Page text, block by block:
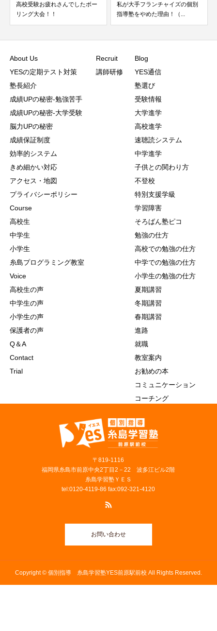
私が大手フランチャイズの個別
指導塾をやめた理由！（...
国語の偏差値が２５から５６に
アップしました＾＾（授...
About Us
YESの定期テスト対策
塾長紹介
成績UPの秘密-勉強苦手
成績UPの秘密-大学受験
脳力UPの秘密
成績保証制度
効率的システム
きめ細かい対応
アクセス・地図
プライバシーポリシー
Course
高校生
中学生
小学生
糸島プログラミング教室
Voice
高校生の声
中学生の声
小学生の声
保護者の声
Q＆A
Contact
Trial
Recruit
講師研修
Blog
YES通信
塾選び
受験情報
大学進学
高校進学
速聴読システム
中学進学
子供との関わり方
不登校
特別支援学級
学習障害
そろばん塾ピコ
勉強の仕方
高校での勉強の仕方
中学での勉強の仕方
小学生の勉強の仕方
夏期講習
冬期講習
春期講習
進路
就職
教室案内
お勧めの本
コミュニケーション
コーチング
〒819‐1116
福岡県糸島市前原中央2丁目2－22 波多江ビル2階
糸島学習塾ＹＥＳ
tel:0120-4119-86 fax:092-321-4120
お問い合わせ
Copyright © 個別指導 糸島学習塾YES前原駅前校 All Rights Reserved.